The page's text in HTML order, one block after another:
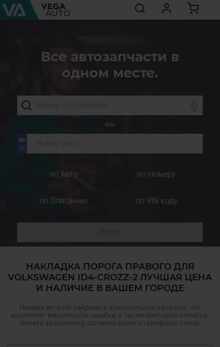
Все автозапчасти в
одном месте.
или
по Авто по Номеру
по Описанию по VIN коду
НАКЛАДКА ПОРОГА ПРАВОГО ДЛЯ
VOLKSWAGEN ID4-CROZZ-2 ЛУЧШАЯ ЦЕНА
И НАЛИЧИЕ В ВАШЕМ ГОРОДЕ
Номера деталей найдены в оригинальном каталоге, что
исключает вероятность ошибки, а также повторного поиска.
Оплата за просмотр согласно вашего тарифного плана.